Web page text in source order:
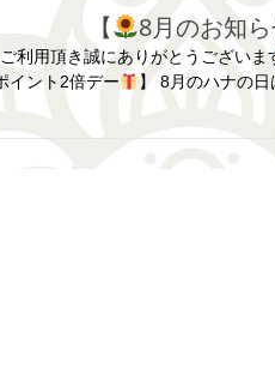
【 8月のお知
利用頂き誠にありがとうございま
イント2倍デー 】 8月のハナの